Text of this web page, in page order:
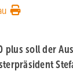
plus soll der